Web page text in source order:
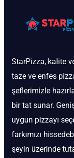
StarPizza, kalite
taze ve enfes
şeflerimizle
bir tat sunar.
uygun pizzayı
farkımızı
şeyin üzerinde